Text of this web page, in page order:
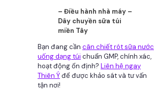
– Điều hành nhà máy –
Dây chuyền sữa túi
miền Tây
Bạn đang cần cân chiết rót sữa nước
uống dạng túi chuẩn GMP, chính xác,
hoạt động ổn định? Liên hệ ngay
Thiên Ýđể được khảo sát và tư vấn
tận nơi!